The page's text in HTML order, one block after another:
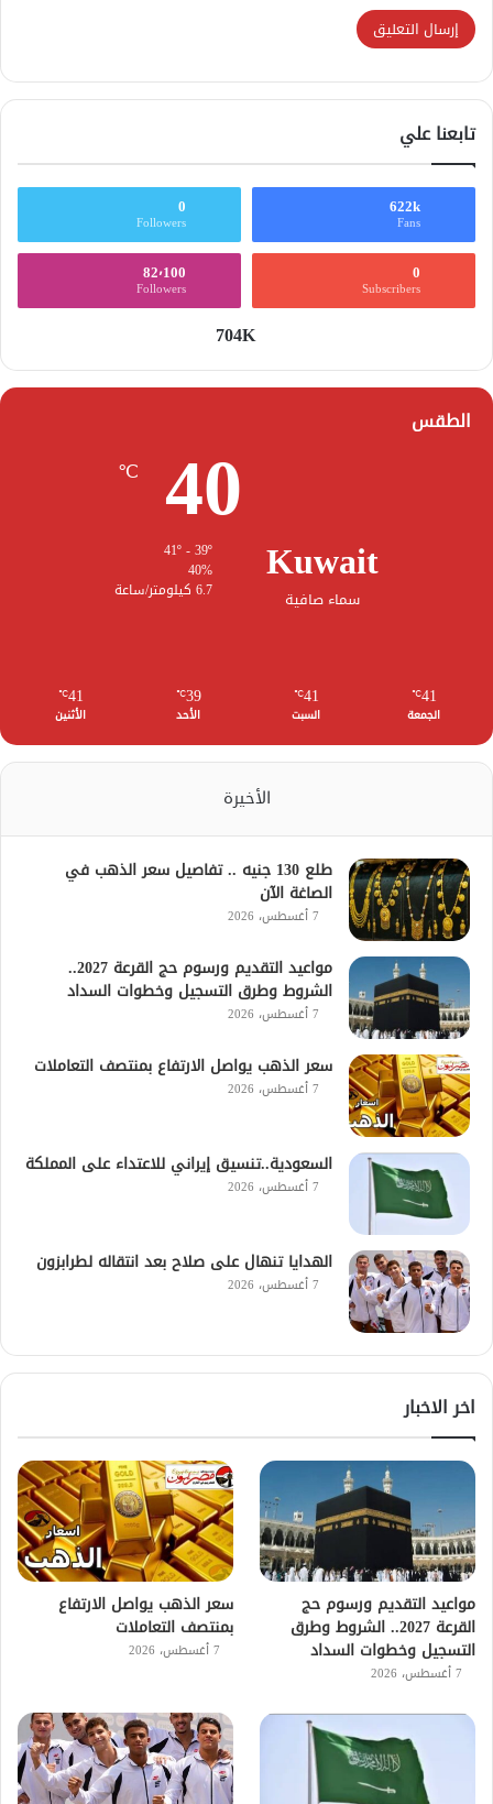
تابعنا علي
622k
Fans
0
Followers
0
Subscribers
82٬100
Followers
704K
الطقس
Kuwait
سماء صافية
40
℃
40%
6.7 كيلومتر/ساعة
41
℃
الجمعة
41
℃
السبت
39
℃
الأحد
41
℃
الأثنين
الأخيرة
طلع 130 جنيه .. تفاصيل سعر الذهب في
الصاغة الآن
7 أغسطس، 2026
مواعيد التقديم ورسوم حج القرعة 2027..
الشروط وطرق التسجيل وخطوات السداد
7 أغسطس، 2026
سعر الذهب يواصل الارتفاع بمنتصف التعاملات
7 أغسطس، 2026
السعودية..تنسيق إيراني للاعتداء على المملكة
7 أغسطس، 2026
الهدايا تنهال على صلاح بعد انتقاله لطرابزون
7 أغسطس، 2026
اخر الاخبار
مواعيد التقديم ورسوم حج
القرعة 2027.. الشروط وطرق
التسجيل وخطوات السداد
7 أغسطس، 2026
سعر الذهب يواصل الارتفاع
بمنتصف التعاملات
7 أغسطس، 2026